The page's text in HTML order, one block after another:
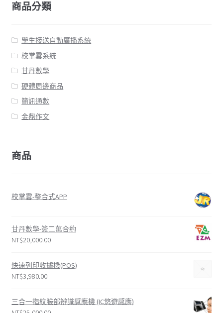
商品分類
學生接送自動廣播系統
校掌雲系統
甘丹數學
硬體周邊商品
簡訊通數
金鼎作文
商品
校掌雲-整合式APP
甘丹數學-簽二萬合約
NT$20,000.00
快速列印收據機(POS)
NT$3,980.00
三合一指紋臉部辨識感應機 (IC悠遊感應)